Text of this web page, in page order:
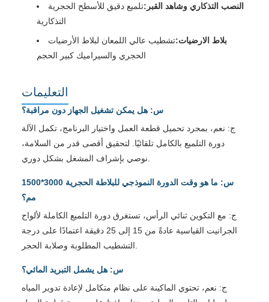
النصب التذكاري وشاهد القبر:تلميع دقيق للأسطح الحجرية
التذكارية
بلاط الارضيات:تشطيب عالي اللمعان لبلاط الأرضيات
الحجري والسيراميك كبير الحجم
التعليمات
س: هل يمكن تشغيل الجهاز دون مراقبة؟
ج: نعم، بمجرد تحميل قطعة العمل واختيار البرنامج، تكمل الآلة
دورة التلميع بالكامل تلقائيًا. لتحقيق أقصى قدر من السلامة،
س: ما هو وقت الدورة النموذجي للبلاطة الحجرية 3000*1500
مم؟
ج: مع التكوين ثنائي الرأس، تستغرق دورة التلميع الكاملة لألواح
الجرانيت القياسية عادةً من 15 إلى 25 دقيقة اعتمادًا على درجة
س: هل يشمل التبريد المائي؟
ج: نعم، تحتوي الماكينة على نظام متكامل لإعادة تدوير المياه